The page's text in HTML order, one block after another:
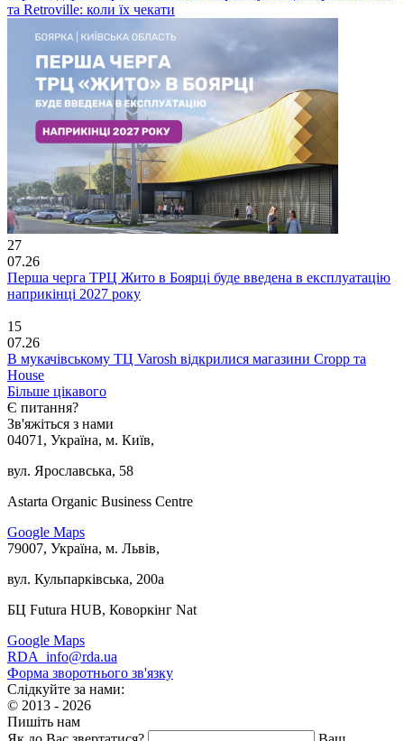
та Retroville: коли їх чекати
27
07.26
Перша черга ТРЦ Жито в Боярці буде введена в експлуатацію
наприкінці 2027 року
15
07.26
В мукачівському ТЦ Varosh відкрилися магазини Cropp та
House
Більше цікавого
Є питання?
Зв'яжіться з нами
04071, Україна, м. Київ,
вул. Ярославська, 58
Astarta Organic Business Centre
Google Maps
79007, Україна, м. Львів,
вул. Кульпарківська, 200а
БЦ Futura HUB, Коворкінг Nat
Google Maps
RDA_info@rda.ua
Форма зворотнього зв'язку
Слідкуйте за нами:
© 2013 - 2026
Пишіть нам